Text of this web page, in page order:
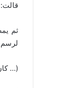
ثم
لرسم
(…